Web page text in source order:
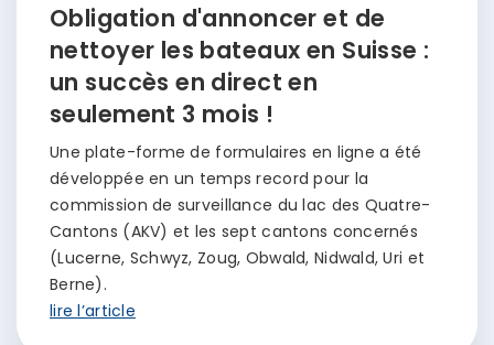
Obligation d'annoncer et de
nettoyer les bateaux en Suisse :
un succès en direct en
seulement 3 mois !
Une plate-forme de formulaires en ligne a été
développée en un temps record pour la
commission de surveillance du lac des Quatre-
Cantons (AKV) et les sept cantons concernés
(Lucerne, Schwyz, Zoug, Obwald, Nidwald, Uri et
Berne).
lire l’article